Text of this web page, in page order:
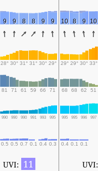
9 9 8 8 9 9 10 8 9 10
28° 30° 31° 31° 30° 29° 29° 29° 30° 33°
81 71 61 59 66 71 68 68 62 51
990 990 990 991 993 995 995 995 996 997
0.5 0.5 0.7 0.1 0.4 0.3 0.4 0.1 0.1
UVI: 11 UVI: